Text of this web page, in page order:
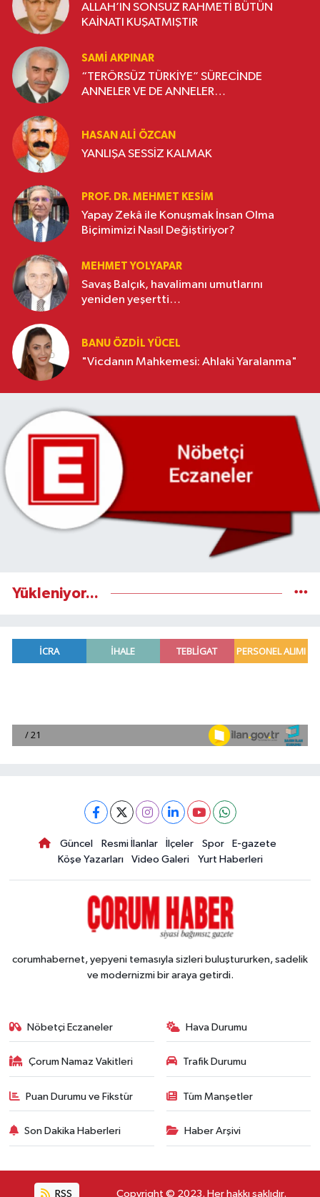
ALLAH’IN SONSUZ RAHMETİ BÜTÜN
KAİNATI KUŞATMIŞTIR
SAMI AKPINAR
“TERÖRSÜZ TÜRKİYE” SÜRECİNDE
ANNELER VE DE ANNELER…
HASAN ALI ÖZCAN
YANLIŞA SESSİZ KALMAK
PROF. DR. MEHMET KESIM
Yapay Zekâ ile Konuşmak İnsan Olma
Biçimimizi Nasıl Değiştiriyor?
MEHMET YOLYAPAR
Savaş Balçık, havalimanı umutlarını
yeniden yeşertti…
BANU ÖZDİL YÜCEL
"Vicdanın Mahkemesi: Ahlaki Yaralanma"
Yükleniyor...
Güncel Resmi İlanlar İlçeler Spor
E-gazete
Köşe Yazarları
Video Galeri Yurt Haberleri
corumhabernet, yepyeni temasıyla sizleri buluştururken, sadelik
ve modernizmi bir araya getirdi.
Nöbetçi Eczaneler Hava Durumu
Çorum Namaz Vakitleri Trafik Durumu
Puan Durumu ve Fikstür Tüm Manşetler
Son Dakika Haberleri Haber Arşivi
RSS Copyright © 2023. Her hakkı saklıdır.